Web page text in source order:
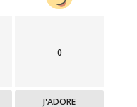
0
J'ADORE